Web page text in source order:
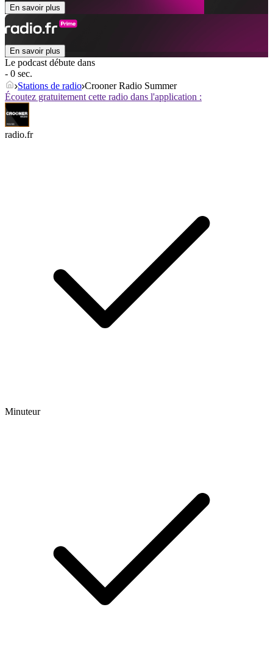
En savoir plus
En savoir plus
Le podcast débute dans
- 0 sec.
Stations de radio Crooner Radio Summer
Écoutez gratuitement cette radio dans l'application :
radio.fr
Minuteur